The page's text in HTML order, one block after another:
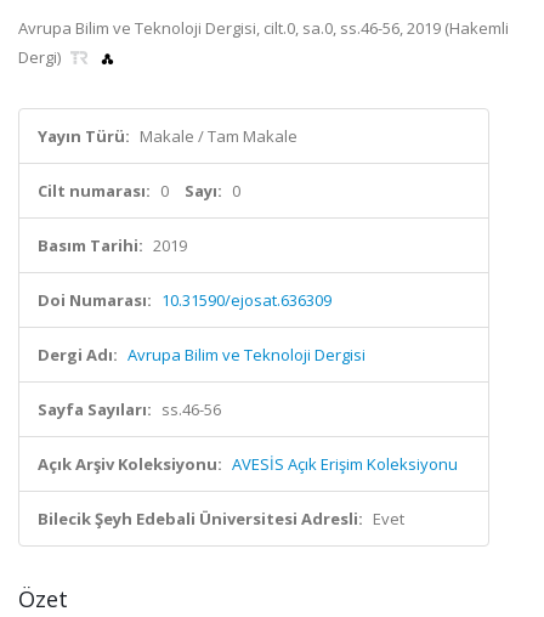
Avrupa Bilim ve Teknoloji Dergisi, cilt.0, sa.0, ss.46-56, 2019 (Hakemli
Dergi)
Yayın Türü: Makale / Tam Makale
Cilt numarası: 0 Sayı: 0
Basım Tarihi: 2019
Doi Numarası: 10.31590/ejosat.636309
Dergi Adı: Avrupa Bilim ve Teknoloji Dergisi
Sayfa Sayıları: ss.46-56
Açık Arşiv Koleksiyonu: AVESİS Açık Erişim Koleksiyonu
Bilecik Şeyh Edebali Üniversitesi Adresli: Evet
Özet